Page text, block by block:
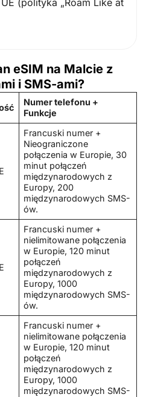
(polityka „Roam Like at
eSIM na Malcie z
i SMS-ami?
Numer telefonu +
Funkcje
Francuski numer +
Nieograniczone
połączenia w Europie, 30
minut połączeń
międzynarodowych z
Europy, 200
międzynarodowych SMS-
ów.
Francuski numer +
nielimitowane połączenia
w Europie, 120 minut
połączeń
międzynarodowych z
Europy, 1000
międzynarodowych SMS-
ów.
Francuski numer +
nielimitowane połączenia
w Europie, 120 minut
połączeń
międzynarodowych z
Europy, 1000
międzynarodowych SMS-